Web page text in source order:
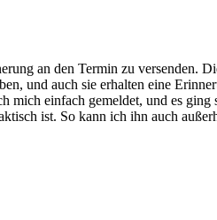
an den Termin zu versenden.
und auch sie erhalten eine
mich einfach gemeldet, und es ging
ist. So kann ich ihn auch